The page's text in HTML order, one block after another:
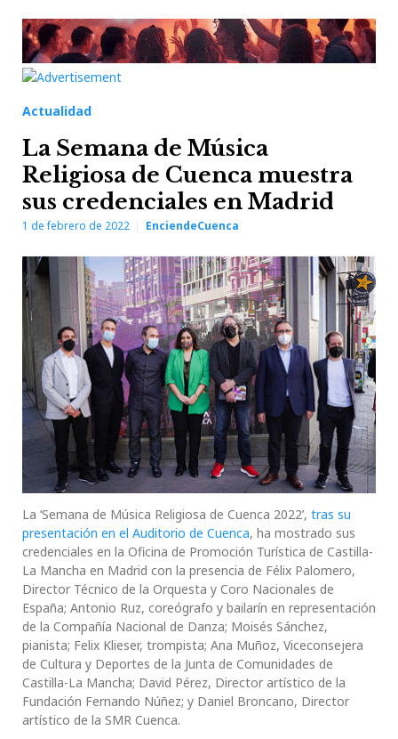
Actualidad
La Semana de Música
Religiosa de Cuenca muestra
sus credenciales en Madrid
1 de febrero de 2022 EnciendeCuenca
La ‘Semana de Música Religiosa de Cuenca 2022’, tras su
presentación en el Auditorio de Cuenca, ha mostrado sus
credenciales en la Oficina de Promoción Turística de Castilla-
La Mancha en Madrid con la presencia de Félix Palomero,
Director Técnico de la Orquesta y Coro Nacionales de
España; Antonio Ruz, coreógrafo y bailarín en representación
de la Compañía Nacional de Danza; Moisés Sánchez,
pianista; Felix Klieser, trompista; Ana Muñoz, Viceconsejera
de Cultura y Deportes de la Junta de Comunidades de
Castilla-La Mancha; David Pérez, Director artístico de la
Fundación Fernando Núñez; y Daniel Broncano, Director
artístico de la SMR Cuenca.